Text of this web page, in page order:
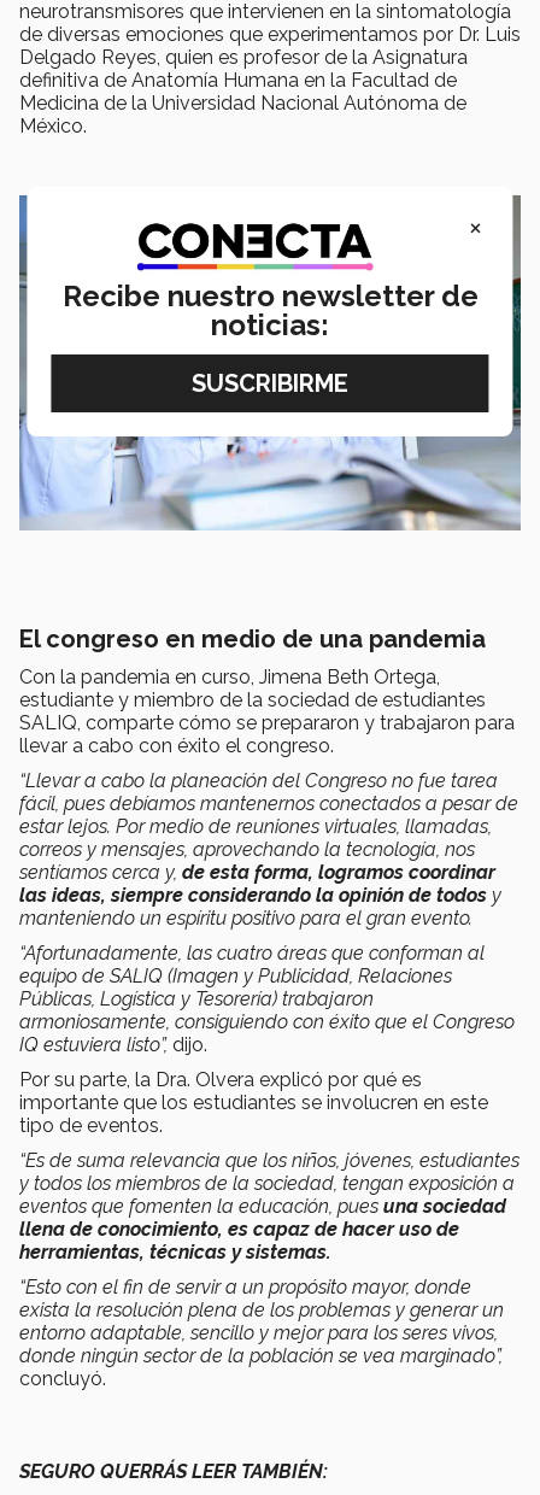
neurotransmisores que intervienen en la sintomatología
de diversas emociones que experimentamos por Dr. Luis
Delgado Reyes, quien es profesor de la Asignatura
definitiva de Anatomía Humana en la Facultad de
Medicina de la Universidad Nacional Autónoma de
México.
El congreso en medio de una pandemia
Con la pandemia en curso, Jimena Beth Ortega,
estudiante y miembro de la sociedad de estudiantes
SALIQ, comparte cómo se prepararon y trabajaron para
llevar a cabo con éxito el congreso.
“Llevar a cabo la planeación del Congreso no fue tarea
fácil, pues debíamos mantenernos conectados a pesar de
estar lejos. Por medio de reuniones virtuales, llamadas,
correos y mensajes, aprovechando la tecnología, nos
sentíamos cerca y, de esta forma, logramos coordinar
las ideas, siempre considerando la opinión de todos y
manteniendo un espíritu positivo para el gran evento.
“Afortunadamente, las cuatro áreas que conforman al
equipo de SALIQ (Imagen y Publicidad, Relaciones
Públicas, Logística y Tesorería) trabajaron
armoniosamente, consiguiendo con éxito que el Congreso
IQ estuviera listo”, dijo.
Por su parte, la Dra. Olvera explicó por qué es
importante que los estudiantes se involucren en este
tipo de eventos.
“Es de suma relevancia que los niños, jóvenes, estudiantes
y todos los miembros de la sociedad, tengan exposición a
eventos que fomenten la educación, pues una sociedad
llena de conocimiento, es capaz de hacer uso de
herramientas, técnicas y sistemas.
“Esto con el fin de servir a un propósito mayor, donde
exista la resolución plena de los problemas y generar un
entorno adaptable, sencillo y mejor para los seres vivos,
donde ningún sector de la población se vea marginado”,
concluyó.
SEGURO QUERRÁS LEER TAMBIÉN:
×
Recibe nuestro newsletter de
noticias: